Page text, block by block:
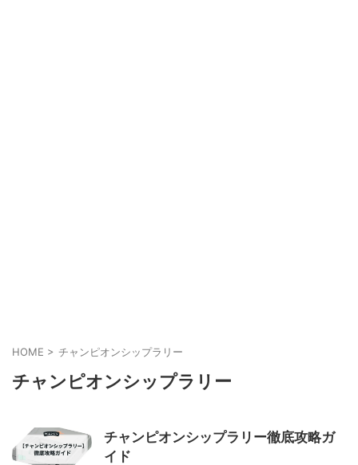
HOME > チャンピオンシップラリー
チャンピオンシップラリー
チャンピオンシップラリー徹底攻略ガ
イド